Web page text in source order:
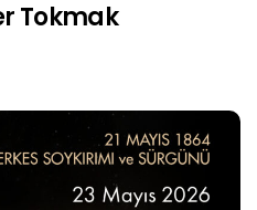
Tokmak